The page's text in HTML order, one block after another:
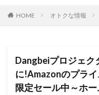
HOME オトクな情報
Dangbeiプロジェク
に!Amazonのプラ
限定セール中～ホ